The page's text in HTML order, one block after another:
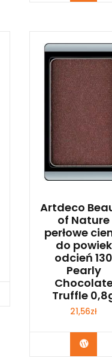
Artdeco
of Nature
perłowe
do powiek
odcień 130
Pearly
Truffle
21,56zł